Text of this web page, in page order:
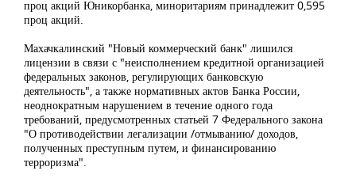
проц акций Юникорбанка, миноритариям принадлежит 0,595
проц акций.
Махачкалинский "Новый коммерческий банк" лишился
лицензии в связи с "неисполнением кредитной организацией
федеральных законов, регулирующих банковскую
деятельность", а также нормативных актов Банка России,
неоднократным нарушением в течение одного года
требований, предусмотренных статьей 7 Федерального закона
"О противодействии легализации /отмыванию/ доходов,
полученных преступным путем, и финансированию
терроризма".